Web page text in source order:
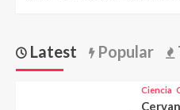
Latest Popular
Ciencia